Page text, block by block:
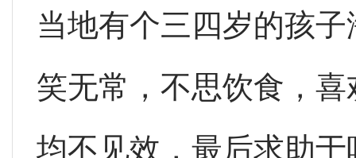
当地有个三四岁的孩
笑无常，不思饮食，
均不见效，最后求助于